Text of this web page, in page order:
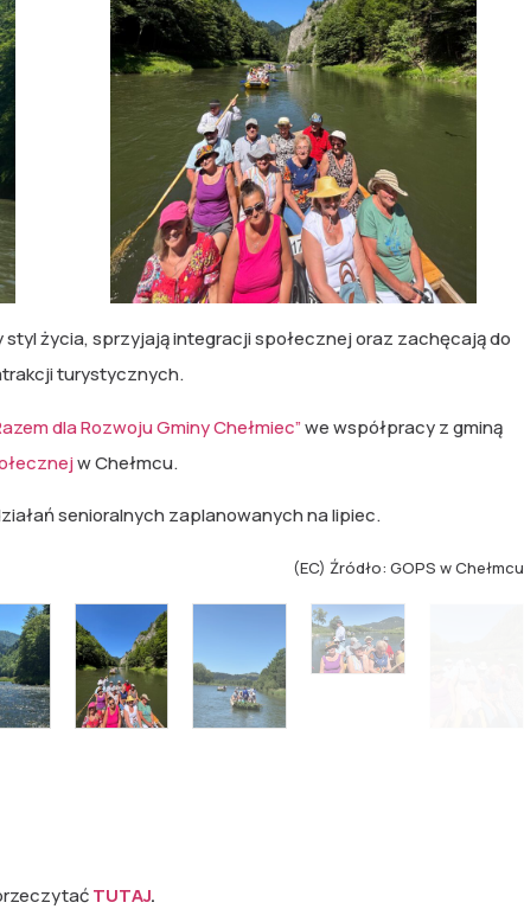
życia, sprzyjają integracji społecznej oraz zachęcają do
turystycznych.
dla Rozwoju Gminy Chełmiec”we współpracy z gminą
w Chełmcu.
senioralnych zaplanowanych na lipiec.
(EC) Źródło: GOPS w Chełmcu
TUTAJ.